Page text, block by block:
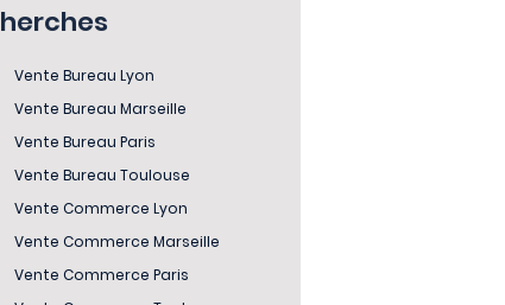
Vente Bureau Lyon
Vente Bureau Marseille
Vente Bureau Paris
Vente Bureau Toulouse
Vente Commerce Lyon
Vente Commerce Marseille
Vente Commerce Paris